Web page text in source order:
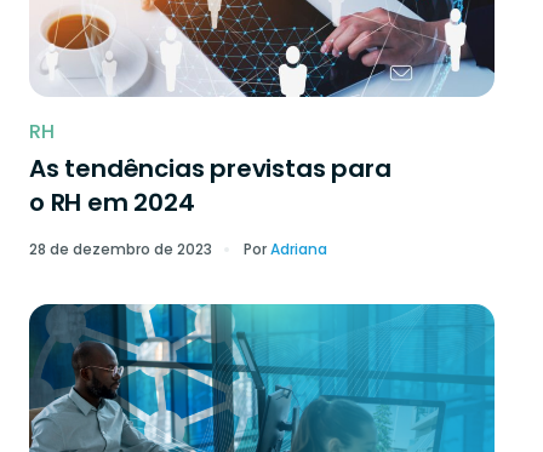
RH
As tendências previstas para
o RH em 2024
28 de dezembro de 2023 PorAdriana